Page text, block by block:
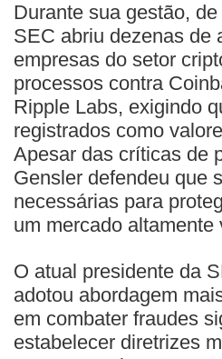
Durante sua gestão,
SEC abriu dezenas de
empresas do setor
processos contra
Ripple Labs, exigindo
registrados como
Apesar das críticas de
Gensler defendeu que
necessárias para
um mercado altamente
O atual presidente da
adotou abordagem
em combater fraudes
estabelecer diretrizes